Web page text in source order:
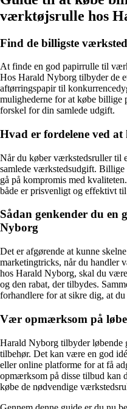
værktøjsrulle hos
Find de billigste
At finde en god papirrulle til
Hos Harald Nyborg tilbyder de
aftørringspapir til
mulighederne for at købe billige
forskel for din samlede udgift.
Hvad er fordelene ved
Når du køber værkstedsruller til
samlede værkstedsudgift.
gå på kompromis med
både er prisvenligt og effektivt
Sådan genkender du en
Nyborg
Det er afgørende at kunne
marketingtricks, når du handler
hos Harald Nyborg, skal du
og den rabat, der tilbydes.
forhandlere for at sikre dig, at
Vær opmærksom på
Harald Nyborg tilbyder løbende
tilbehør. Det kan være en god
eller online platforme for at få
opmærksom på disse tilbud kan
købe de nødvendige